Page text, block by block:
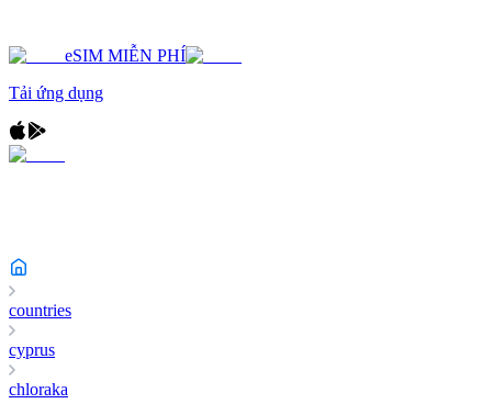
eSIM MIỄN PHÍ
Tải ứng dụng
countries
cyprus
chloraka